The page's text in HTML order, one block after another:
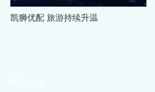
凯狮优配 旅游持续升温